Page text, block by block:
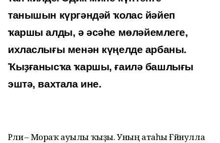
танышын күргәндәй ҡолас йәйеп
ҡаршы алды, ә әсәһе мөләйемлеге,
ихласлығы менән күңелде арбаны.
Ҡыҙғанысҡа ҡаршы, ғаилә башлығы
эштә, вахтала ине.
Рәлиә – Мораҡ ауылы ҡыҙы. Уның атаһы Ғәйнулла